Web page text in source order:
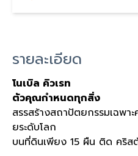
รายละเอียด
โนเบิล คิวเรท
ตัวคุณกำหนดทุกสิ่ง
สรรสร้างสถาปัตยกรรมเฉพา
ยระดับโลก
บนที่ดินเพียง 15 ผืน ติด คริส